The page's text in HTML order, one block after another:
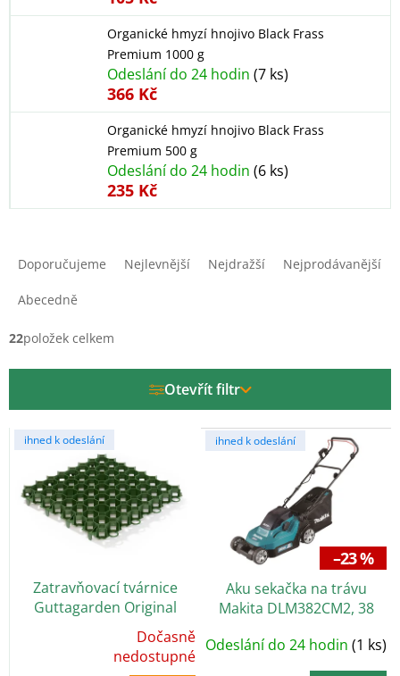
Organické hmyzí hnojivo Black Frass
Premium 1000 g
Odeslání do 24 hodin (7 ks)
366 Kč
Organické hmyzí hnojivo Black Frass
Premium 500 g
Odeslání do 24 hodin (6 ks)
235 Kč
í
k
Doporučujeme Nejlevnější Nejdražší Nejprodávanější
Abecedně
22položek celkem
Otevřít filtr
V
ý
ihned k odeslání
Zatravňovací tvárnice
Guttagarden Original
Dočasně
nedostupné
ihned k odeslání
–23 %
Aku sekačka na trávu
Makita DLM382CM2, 38
Odeslání do 24 hodin (1 ks)